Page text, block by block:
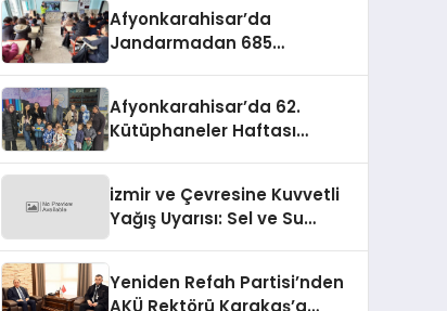
Afyonkarahisar’da
Jandarmadan 685
Afyonkarahisar’da 62.
Kütüphaneler Haftası
izmir ve Çevresine Kuvvetli
Yağış Uyarısı: Sel ve Su
Yeniden Refah Partisi’nden
AKÜ Rektörü Karakaş’a